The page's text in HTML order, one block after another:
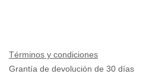
Términos y condiciones
Grantía de devolución de 30 días